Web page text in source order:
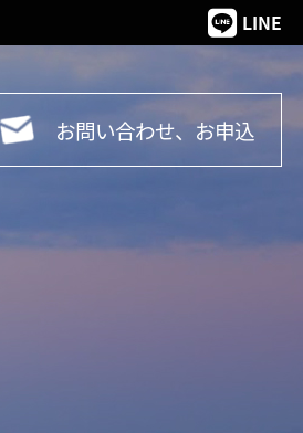
LINE
お問い合わせ、お申込